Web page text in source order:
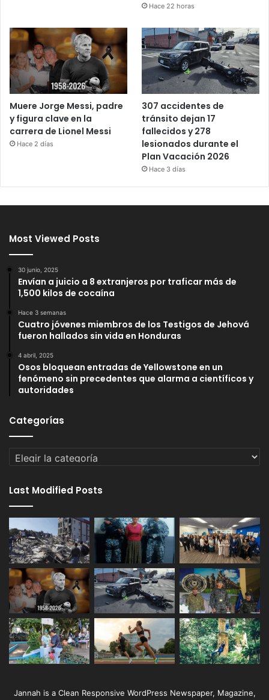
Hace 22 horas
Muere Jorge Messi, padre
y figura clave en la
carrera de Lionel Messi
Hace 2 días
307 accidentes de
tránsito dejan 17
fallecidos y 278
lesionados durante el
Plan Vacación 2026
Hace 3 días
Most Viewed Posts
30 junio, 2025
Envían a juicio a 8 extranjeros por traficar más de
1,500 kilos de cocaína
Hace 3 semanas
Cuatro jóvenes miembros de los Testigos de Jehová
fueron hallados sin vida en Honduras
4 abril, 2025
Osos bloquean entradas de Yellowstone en un
fenómeno sin precedentes que alarma a científicos y
autoridades
Categorías
Categorías
Last Modified Posts
Jannah is a Clean Responsive WordPress Newspaper, Magazine,